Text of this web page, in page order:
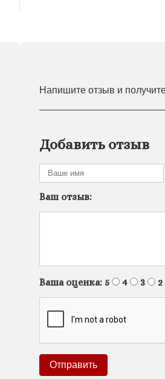
Напишите отзыв и
Добавить отзыв
Ваш отзыв:
Ваша оценка: 5 4 3 2